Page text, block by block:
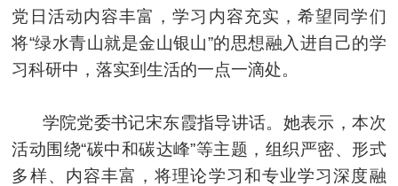
党日活动内容丰富，学习内容充实，希望同学们
将“绿水青山就是金山银山”的思想融入进自己的学
习科研中，落实到生活的一点一滴处。
学院党委书记宋东霞指导讲话。她表示，本次
活动围绕“碳中和碳达峰”等主题，组织严密、形式
多样、内容丰富，将理论学习和专业学习深度融